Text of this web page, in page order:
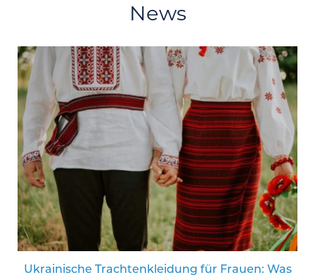
News
Ukrainische Trachtenkleidung für Frauen: Was